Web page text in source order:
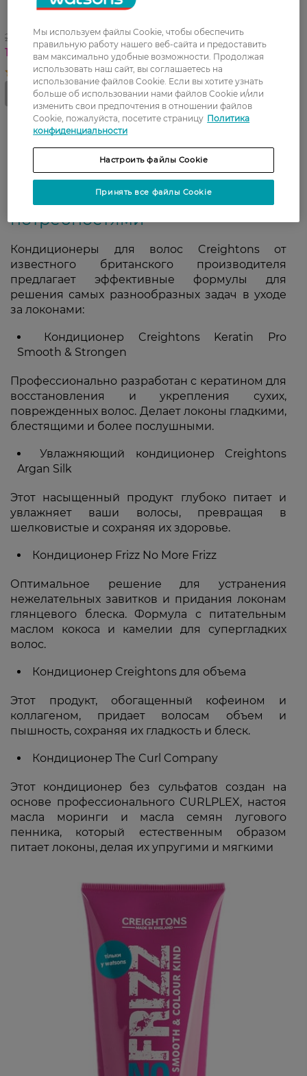
Creightons Frizz No more 250
229,99 ГРН
149,49 ГРН
Кондиционер для волос
Creightons: качественный уход
для локонов с любыми
потребностями
Кондиционеры для волос Creightons от
известного британского производителя
предлагает эффективные формулы для
решения самых разнообразных задач в уходе
за локонами:
Кондиционер Creightons Keratin Pro
Smooth & Strongen
Профессионально разработан с кератином для
восстановления и укрепления сухих,
поврежденных волос. Делает локоны гладкими,
блестящими и более послушными.
Увлажняющий кондиционер Creightons
Argan Silk
Этот насыщенный продукт глубоко питает и
увлажняет ваши волосы, превращая в
шелковистые и сохраняя их здоровье.
Кондиционер Frizz No More Frizz
Оптимальное решение для устранения
нежелательных завитков и придания локонам
глянцевого блеска. Формула с питательным
маслом кокоса и камелии для супергладких
волос.
Кондиционер Creightons для объема
Этот продукт, обогащенный кофеином и
коллагеном, придает волосам объем и
пышность, сохраняя их гладкость и блеск.
Кондиционер The Curl Company
Этот кондиционер без сульфатов создан на
основе профессионального CURLPLEX, настоя
масла моринги и масла семян лугового
пенника, который естественным образом
питает локоны, делая их упругими и мягкими
Мы используем файлы Cookie, чтобы обеспечить
правильную работу нашего веб-сайта и предоставить
вам максимально удобные возможности. Продолжая
использовать наш сайт, вы соглашаетесь на
использование файлов Cookie. Если вы хотите узнать
больше об использовании нами файлов Cookie и/или
изменить свои предпочтения в отношении файлов
Cookie, пожалуйста, посетите страницу Политика
конфиденциальности
Настроить файлы Cookie
Принять все файлы Cookie